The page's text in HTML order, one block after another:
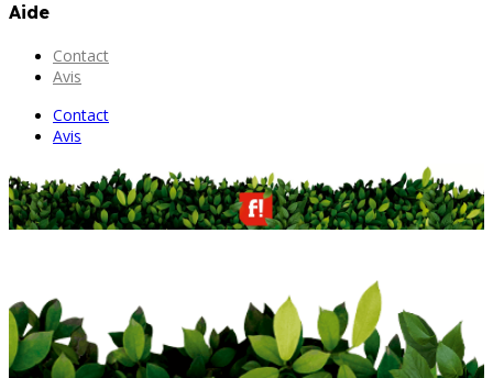
Aide
Contact
Avis
Contact
Avis